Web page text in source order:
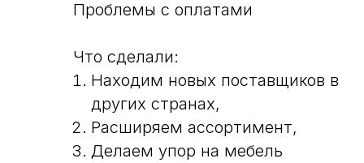
Проблемы с оплатами
Что сделали:
Находим новых поставщиков в
других странах,
Расширяем ассортимент,
Делаем упор на мебель